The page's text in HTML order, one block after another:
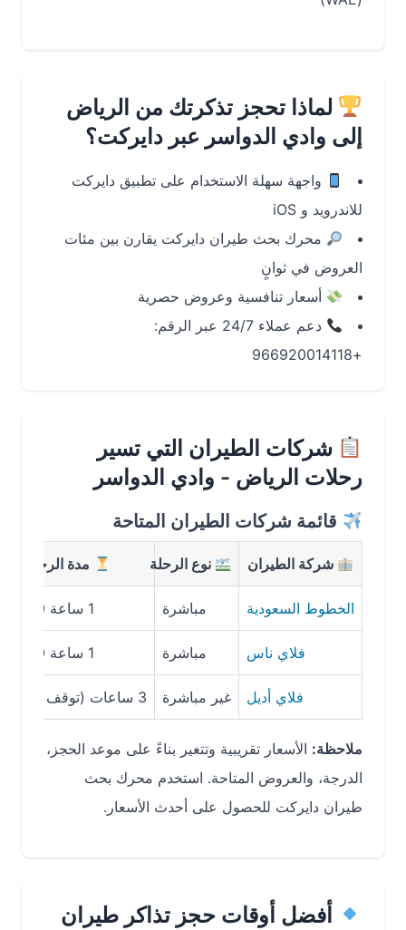
لماذا تحجز تذكرتك من الرياض
إلى وادي الدواسر عبر دايركت؟
واجهة سهلة الاستخدام على تطبيق دايركت
للاندرويد و iOS
محرك بحث طيران دايركت يقارن بين مئات
العروض في ثوانٍ
أسعار تنافسية وعروض حصرية
دعم عملاء 24/7 عبر الرقم:
شركات الطيران التي تسير
رحلات الرياض - وادي الدواسر
قائمة شركات الطيران المتاحة
شركة الطيران نوع الرحلة مدة الرحلة
الخطوط السعودية مباشرة
فلاي ناس مباشرة
فلاي أديل غير مباشرة 3 ساعات (توقف في جدة
ملاحظة:الأسعار تقريبية وتتغير بناءً على موعد الحجز،
الدرجة، والعروض المتاحة. استخدم محرك بحث
طيران دايركت للحصول على أحدث الأسعار.
أفضل أوقات حجز تذاكر طيران